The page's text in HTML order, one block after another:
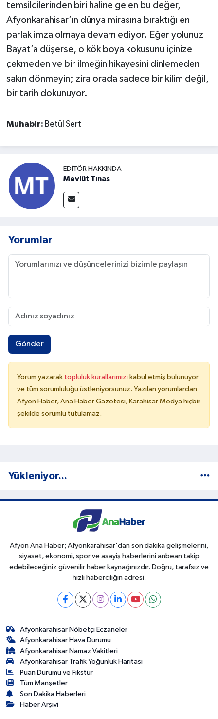
temsilcilerinden biri haline gelen bu değer,
Afyonkarahisar’ın dünya mirasına bıraktığı en
parlak imza olmaya devam ediyor. Eğer yolunuz
Bayat’a düşerse, o kök boya kokusunu içinize
çekmeden ve bir ilmeğin hikayesini dinlemeden
sakın dönmeyin; zira orada sadece bir kilim değil,
bir tarih dokunuyor.
Muhabir: Betül Sert
EDITÖR HAKKINDA
Mevlüt Tınas
Yorumlar
Gönder
Yorum yazarak topluluk kurallarımızı kabul etmiş bulunuyor
ve tüm sorumluluğu üstleniyorsunuz. Yazılan yorumlardan
Afyon Haber, Ana Haber Gazetesi, Karahisar Medya hiçbir
şekilde sorumlu tutulamaz.
Yükleniyor...
Afyon Ana Haber; Afyonkarahisar'dan son dakika gelişmelerini,
siyaset, ekonomi, spor ve asayiş haberlerini anbean takip
edebileceğiniz güvenilir haber kaynağınızdır. Doğru, tarafsız ve
hızlı haberciliğin adresi.
Afyonkarahisar Nöbetçi Eczaneler
Afyonkarahisar Hava Durumu
Afyonkarahisar Namaz Vakitleri
Afyonkarahisar Trafik Yoğunluk Haritası
Puan Durumu ve Fikstür
Tüm Manşetler
Son Dakika Haberleri
Haber Arşivi